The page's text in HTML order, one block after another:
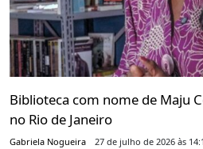
Biblioteca com nome de Maju
no Rio de Janeiro
Gabriela Nogueira 27 de julho de 2026 às